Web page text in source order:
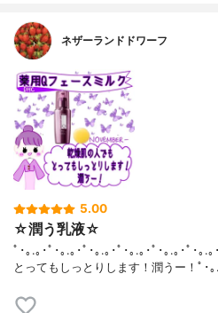
ネザーランドドワーフ
5.00
☆潤う乳液☆
ﾟ･｡.｡･ﾟ･｡.｡･ﾟ･｡.｡･ﾟ･｡.｡･ﾟ･｡.｡･ﾟ･｡.
とってもしっとりします！潤うー！ﾟ･